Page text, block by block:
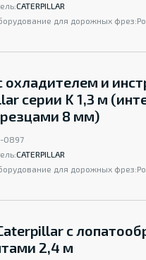
CATERPILLAR
для дорожных фрез:
охладителем и
серии K 1,3 м
8 мм)
0897
CATERPILLAR
для дорожных фрез:
с
2,4 м